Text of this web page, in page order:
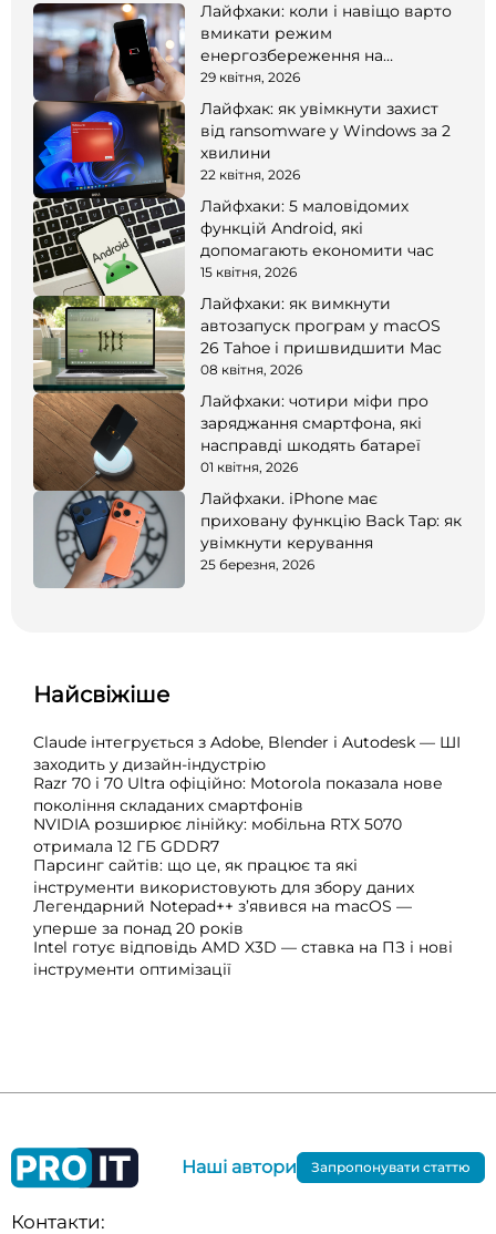
Лайфхаки: коли і навіщо варто
вмикати режим
енергозбереження на
смартфоні
29 квітня, 2026
Лайфхак: як увімкнути захист
від ransomware у Windows за 2
хвилини
22 квітня, 2026
Лайфхаки: 5 маловідомих
функцій Android, які
допомагають економити час
15 квітня, 2026
Лайфхаки: як вимкнути
автозапуск програм у macOS
26 Tahoe і пришвидшити Mac
08 квітня, 2026
Лайфхаки: чотири міфи про
заряджання смартфона, які
насправді шкодять батареї
01 квітня, 2026
Лайфхаки. iPhone має
приховану функцію Back Tap: як
увімкнути керування
25 березня, 2026
Найсвіжіше
Claude інтегрується з Adobe, Blender і Autodesk — ШІ
заходить у дизайн-індустрію
Razr 70 і 70 Ultra офіційно: Motorola показала нове
покоління складаних смартфонів
NVIDIA розширює лінійку: мобільна RTX 5070
отримала 12 ГБ GDDR7
Парсинг сайтів: що це, як працює та які
інструменти використовують для збору даних
Легендарний Notepad++ з’явився на macOS —
уперше за понад 20 років
Intel готує відповідь AMD X3D — ставка на ПЗ і нові
інструменти оптимізації
Контакти:
Наші автори Запропонувати статтю